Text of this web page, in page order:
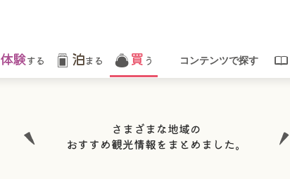
体験する 泊まる 買 う コンテンツで探す
さまざまな地域の
おすすめ観光情報をまとめました。